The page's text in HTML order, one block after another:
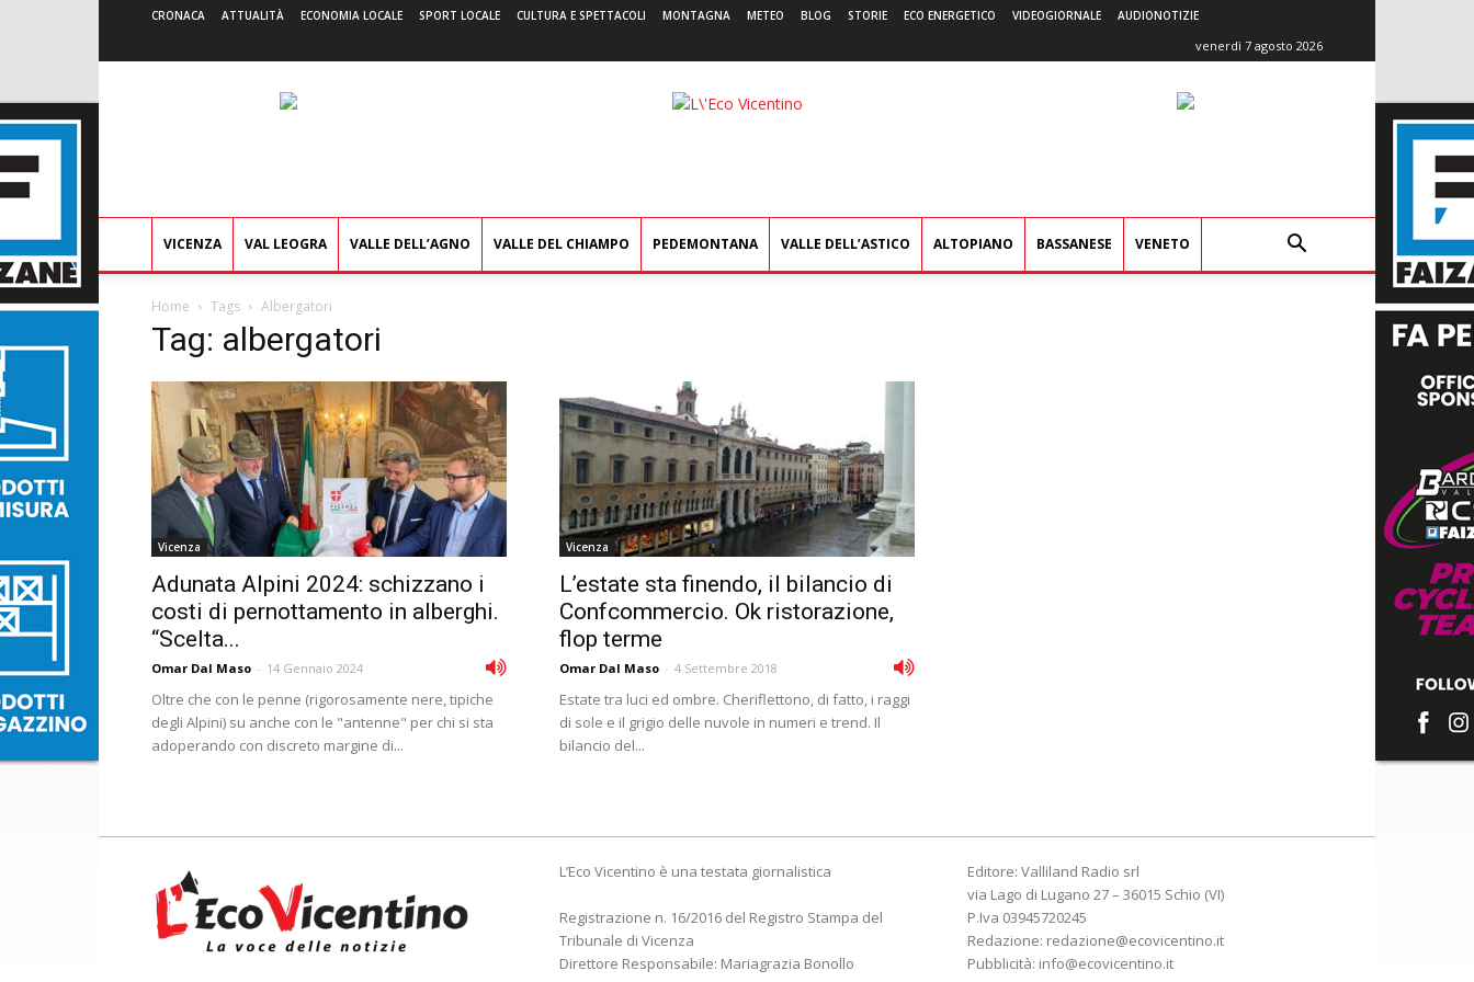
CRONACA ATTUALITÀ ECONOMIA LOCALE SPORT LOCALE CULTURA E SPETTACOLI MONTAGNA METEO BLOG STORIE ECO ENERGETICO VIDEOGIORNALE AUDIONOTIZIE
venerdì 7 agosto 2026
L'Eco
VICENZA VAL LEOGRA VALLE DELL’AGNO VALLE DEL CHIAMPO PEDEMONTANA VALLE DELL’ASTICO ALTOPIANO BASSANESE VENETO
Home Tags Albergatori
Tag: albergatori
Vicenza
Adunata Alpini 2024: schizzano i
costi di pernottamento in alberghi.
“Scelta...
Omar Dal Maso - 14 Gennaio 2024
Oltre che con le penne (rigorosamente nere, tipiche
degli Alpini) su anche con le "antenne" per chi si sta
adoperando con discreto margine di...
Vicenza
L’estate sta finendo, il bilancio di
Confcommercio. Ok ristorazione,
flop terme
Omar Dal Maso - 4 Settembre 2018
Estate tra luci ed ombre. Cheriflettono, di fatto, i raggi
di sole e il grigio delle nuvole in numeri e trend. Il
bilancio del...
L’Eco Vicentino è una testata giornalistica
Registrazione n. 16/2016 del Registro Stampa del
Tribunale di Vicenza
Direttore Responsabile: Mariagrazia Bonollo
Editore: Valliland Radio srl
via Lago di Lugano 27 – 36015 Schio (VI)
P.Iva 03945720245
Redazione: redazione@ecovicentino.it
Pubblicità: info@ecovicentino.it